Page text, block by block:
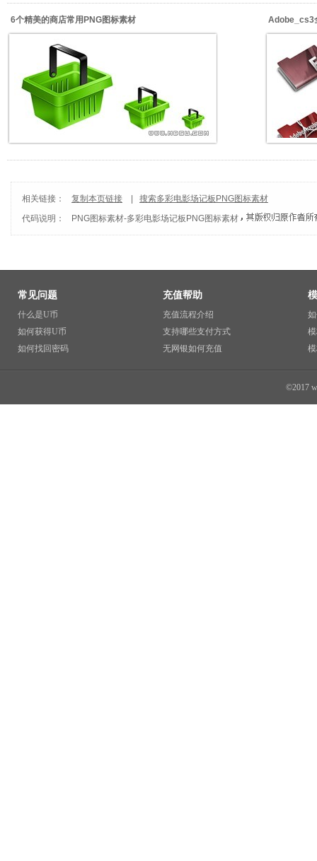
6个精美的商店常用PNG图标素材 Adobe_cs3
相关链接： 复制本页链接
搜索多彩电影场记板PNG图标素材
代码说明：
PNG图标素材-多彩电影场记板PNG图标素材
常见问题
什么是U币
如何获得U币
如何找回密码
充值帮助
充值流程介绍
支持哪些支付方式
无网银如何充值
©2017